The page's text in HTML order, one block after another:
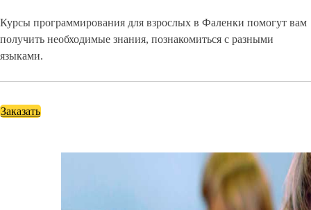
Курсы программирования для взрослых в Фаленки помогут вам
получить необходимые знания, познакомиться с разными
языками.
Заказать